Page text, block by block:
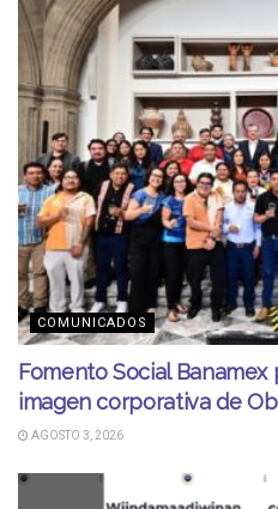
COMUNICADOS
Fomento Social
imagen corporativa de
AGOSTO 3, 2026